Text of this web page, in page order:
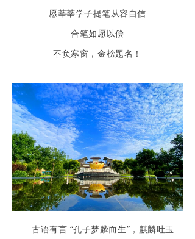
游玩推荐路线
住在黄金寨
新闻中心
加入我们
联系我们
王母山
愿莘莘学子提笔从容自信
合笔如愿以偿
不负寒窗，金榜题名！
古语有言 “孔子梦麟而生”，麒麟吐玉